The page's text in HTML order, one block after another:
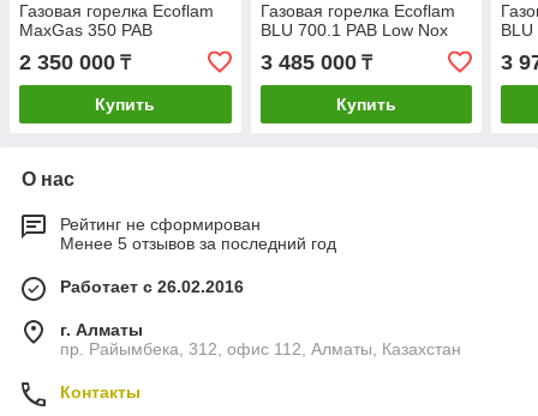
Газовая горелка Ecoflam
MaxGas 350 PAB
2 350 000 ₸
Купить
Газовая горелка Ecoflam
BLU 700.1 PAB Low Nox
3 485 000₸
Купить
BLU
3
О нас
Рейтинг не сформирован
Менее 5 отзывов за последний год
Работает с 26.02.2016
г. Алматы
пр. Райымбека, 312, офис 112, Алматы, Казахстан
Контакты